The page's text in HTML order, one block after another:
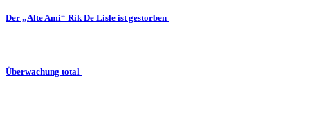
Der „Alte Ami“ Rik De Lisle ist gestorben
Überwachung total